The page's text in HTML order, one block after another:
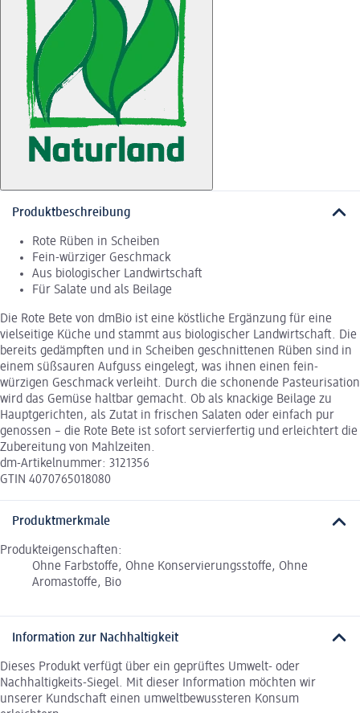
Produktbeschreibung
Rote Rüben in Scheiben
Fein-würziger Geschmack
Aus biologischer Landwirtschaft
Für Salate und als Beilage
Die Rote Bete von dmBio ist eine köstliche Ergänzung für eine
vielseitige Küche und stammt aus biologischer Landwirtschaft. Die
bereits gedämpften und in Scheiben geschnittenen Rüben sind in
einem süßsauren Aufguss eingelegt, was ihnen einen fein-
würzigen Geschmack verleiht. Durch die schonende Pasteurisation
wird das Gemüse haltbar gemacht. Ob als knackige Beilage zu
Hauptgerichten, als Zutat in frischen Salaten oder einfach pur
genossen – die Rote Bete ist sofort servierfertig und erleichtert die
Zubereitung von Mahlzeiten.
dm-Artikelnummer: 3121356
GTIN 4070765018080
Produktmerkmale
Produkteigenschaften:
Ohne Farbstoffe, Ohne Konservierungsstoffe, Ohne
Aromastoffe, Bio
Information zur Nachhaltigkeit
Dieses Produkt verfügt über ein geprüftes Umwelt- oder
Nachhaltigkeits-Siegel. Mit dieser Information möchten wir
unserer Kundschaft einen umweltbewussteren Konsum